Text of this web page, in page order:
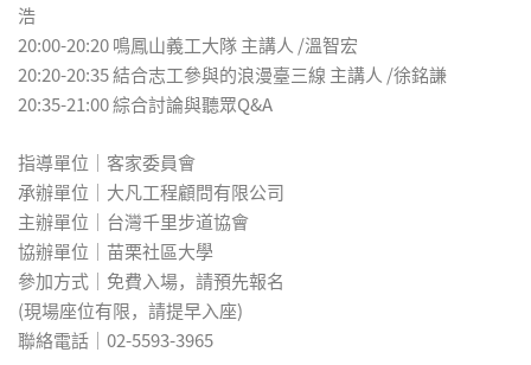
浩
20:00-20:20 鳴鳳山義工大隊 主講人 /溫智宏
20:20-20:35 結合志工參與的浪漫臺三線 主講人 /徐銘謙
20:35-21:00 綜合討論與聽眾Q&A
指導單位│客家委員會
承辦單位│大凡工程顧問有限公司
主辦單位│台灣千里步道協會
協辦單位│苗栗社區大學
參加方式│免費入場，請預先報名
(現場座位有限，請提早入座)
聯絡電話│02-5593-3965